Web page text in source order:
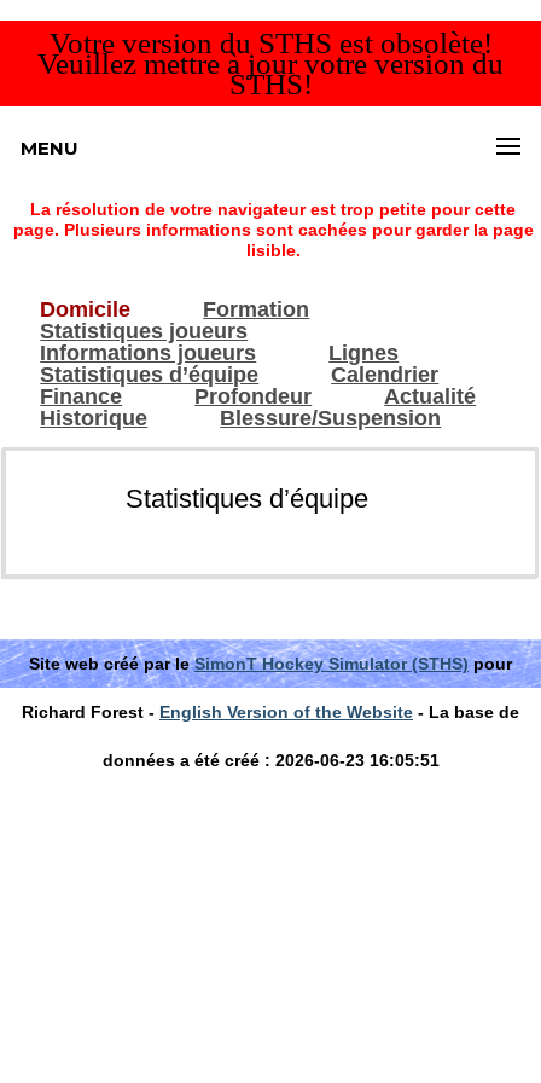
Votre version du STHS est obsolète!
Veuillez mettre à jour votre version du
STHS!
MENU
La résolution de votre navigateur est trop petite pour cette
page. Plusieurs informations sont cachées pour garder la page
lisible.
Domicile
Formation
Statistiques joueurs
Informations joueurs
Lignes
Statistiques d’équipe
Calendrier
Finance
Profondeur
Actualité
Historique
Blessure/Suspension
Statistiques d’équipe
Site web créé par leSimonT Hockey Simulator (STHS)pour
Richard Forest - English Version of the Website - La base de
données a été créé : 2026-06-23 16:05:51